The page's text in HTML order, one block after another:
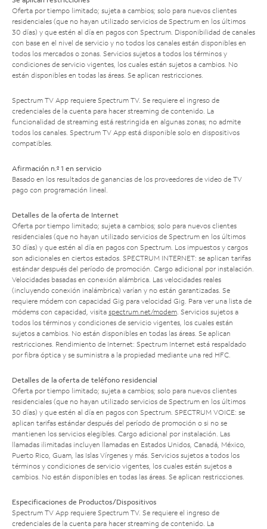
Oferta por tiempo limitado; sujeta a cambios; solo para nuevos clientes
residenciales (que no hayan utilizado servicios de Spectrum en los últimos
30 días) y que estén al día en pagos con Spectrum. Disponibilidad de canales
con base en el nivel de servicio y no todos los canales están disponibles en
todos los mercados o zonas. Servicios sujetos a todos los términos y
condiciones de servicio vigentes, los cuales están sujetos a cambios. No
están disponibles en todas las áreas. Se aplican restricciones.
Spectrum TV App requiere Spectrum TV. Se requiere el ingreso de
credenciales de la cuenta para hacer streaming de contenido. La
funcionalidad de streaming está restringida en algunas zonas; no admite
todos los canales. Spectrum TV App está disponible solo en dispositivos
compatibles.
Afirmación n.º 1 en servicio
Basado en los resultados de ganancias de los proveedores de video de TV
pago con programación lineal.
Detalles de la oferta de Internet
Oferta por tiempo limitado; sujeta a cambios; solo para nuevos clientes
residenciales (que no hayan utilizado servicios de Spectrum en los últimos
30 días) y que estén al día en pagos con Spectrum. Los impuestos y cargos
son adicionales en ciertos estados. SPECTRUM INTERNET: se aplican tarifas
estándar después del período de promoción. Cargo adicional por instalación.
Velocidades basadas en conexión alámbrica. Las velocidades reales
(incluyendo conexión inalámbrica) varían y no están garantizadas. Se
requiere módem con capacidad Gig para velocidad Gig. Para ver una lista de
módems con capacidad, visita spectrum.net/modem. Servicios sujetos a
todos los términos y condiciones de servicio vigentes, los cuales están
sujetos a cambios. No están disponibles en todas las áreas. Se aplican
restricciones. Rendimiento de Internet: Spectrum Internet está respaldado
por fibra óptica y se suministra a la propiedad mediante una red HFC.
Detalles de la oferta de teléfono residencial
Oferta por tiempo limitado; sujeta a cambios; solo para nuevos clientes
residenciales (que no hayan utilizado servicios de Spectrum en los últimos
30 días) y que estén al día en pagos con Spectrum. SPECTRUM VOICE: se
aplican tarifas estándar después del período de promoción o si no se
mantienen los servicios elegibles. Cargo adicional por instalación. Las
llamadas ilimitadas incluyen llamadas en Estados Unidos, Canadá, México,
Puerto Rico, Guam, las Islas Vírgenes y más. Servicios sujetos a todos los
términos y condiciones de servicio vigentes, los cuales están sujetos a
cambios. No están disponibles en todas las áreas. Se aplican restricciones.
Especificaciones de Productos/Dispositivos
Spectrum TV App requiere Spectrum TV. Se requiere el ingreso de
credenciales de la cuenta para hacer streaming de contenido. La